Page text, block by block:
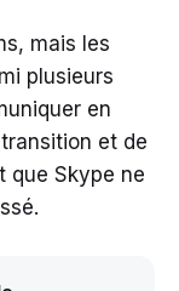
mais les
plusieurs
en
et de
que Skype ne